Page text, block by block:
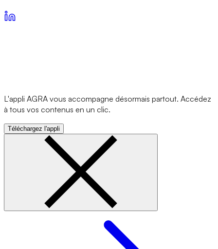
L'appli AGRA vous accompagne désormais partout. Accédez
à tous vos contenus en un clic.
Téléchargez l'appli